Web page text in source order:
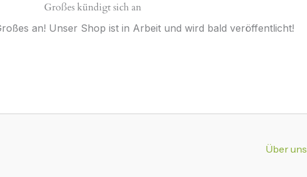
Großes kündigt sich an
an! Unser Shop ist in Arbeit und wird bald veröffentlicht!
Über uns